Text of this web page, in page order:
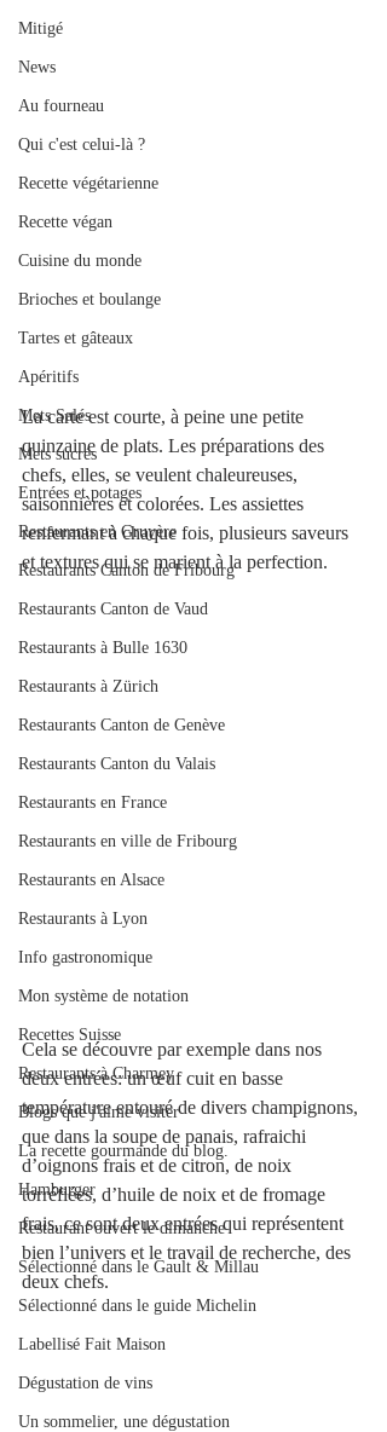
Mitigé
News
Au fourneau
Qui c'est celui-là ?
Recette végétarienne
Recette végan
Cuisine du monde
Brioches et boulange
Tartes et gâteaux
Apéritifs
Mets Salés
Mets sucrés
Entrées et potages
Restaurants en Gruyère
Restaurants Canton de Fribourg
Restaurants Canton de Vaud
Restaurants à Bulle 1630
Restaurants à Zürich
Restaurants Canton de Genève
Restaurants Canton du Valais
Restaurants en France
Restaurants en ville de Fribourg
Restaurants en Alsace
Restaurants à Lyon
Info gastronomique
Mon système de notation
Recettes Suisse
Restaurants à Charmey
Blogs que j'aime visiter
La recette gourmande du blog.
Hamburger
Restaurant ouvert le dimanche
Sélectionné dans le Gault & Millau
Sélectionné dans le guide Michelin
Labellisé Fait Maison
Dégustation de vins
Un sommelier, une dégustation
La carte est courte, à peine une petite
quinzaine de plats. Les préparations des
chefs, elles, se veulent chaleureuses,
saisonnières et colorées. Les assiettes
renfermant à chaque fois, plusieurs saveurs
et textures qui se marient à la perfection.
Cela se découvre par exemple dans nos
deux entrées: un œuf cuit en basse
température entouré de divers champignons,
que dans la soupe de panais, rafraichi
d’oignons frais et de citron, de noix
torréfiées, d’huile de noix et de fromage
frais, ce sont deux entrées qui représentent
bien l’univers et le travail de recherche, des
deux chefs.